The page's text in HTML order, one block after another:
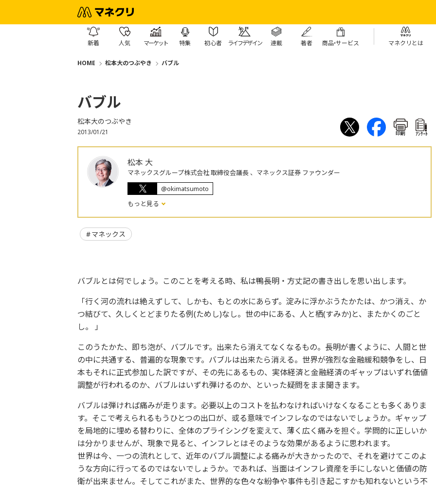
新着 人気 マーケット 特集 初心者 ライフデザイン 連載 著者 商品・サービス マネクリとは
HOME 松本大のつぶやき バブル
バブル
松本大のつぶやき
2013/01/21 印刷 ｱﾝｹｰﾄ
松本 大
マネックスグループ株式会社 取締役会議長 、マネックス証券 ファウンダー
@okimatsumoto
もっと見る
マネックス
バブルとは何でしょう。このことを考える時、私は鴨長明・方丈記の書き出しを思い出します。
「行く河の流れは絶えずして、しかも、もとの水にあらず。淀みに浮かぶうたかたは、かつ消え、か
つ結びて、久しくとどまりたる例(ためし)なし。世の中にある、人と栖(すみか)と、またかくのごと
し。 」
このうたかた、即ち泡が、バブルです。出来たら消えてなくなるもの。長明が書くように、人間と世
の中に共通する、普遍的な現象です。バブルは出来たら消える。世界が強烈な金融緩和競争をし、日
本もそれに正式参加した訳ですが、その先にあるもの、実体経済と金融経済のギャップはいずれ価値
調整が行われるのか、バブルはいずれ弾けるのか、といった疑問をまま聞きます。
バブルは弾ければ痛みが走ります。必要以上のコストを払わなければいけなくなることも多くありま
す。そこで考えられるもうひとつの出口が、或る意味でインフレなのではないでしょうか。ギャップ
を局地的に埋める替わりに、全体のプライシングを変えて、薄く広く痛みを担ぐ。学問的に正しいか
は分かりませんが、現象で見ると、インフレとはそのような効果があるように思われます。
世界は今、一つの流れとして、近年のバブル調整による痛みが大きかったので、それを避けてこのよ
うな方向に行ってるのではないでしょうか。であれば、当面はインフレ資産を手にしないと価値の防
衛が出来ません。そしてこれがまた、世界的な色々な紛争や事件も引き起こすかも知れないという不